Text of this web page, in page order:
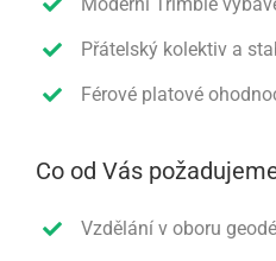
Přátelský kolektiv a
Férové platové
Co od Vás
Vzdělání v oboru